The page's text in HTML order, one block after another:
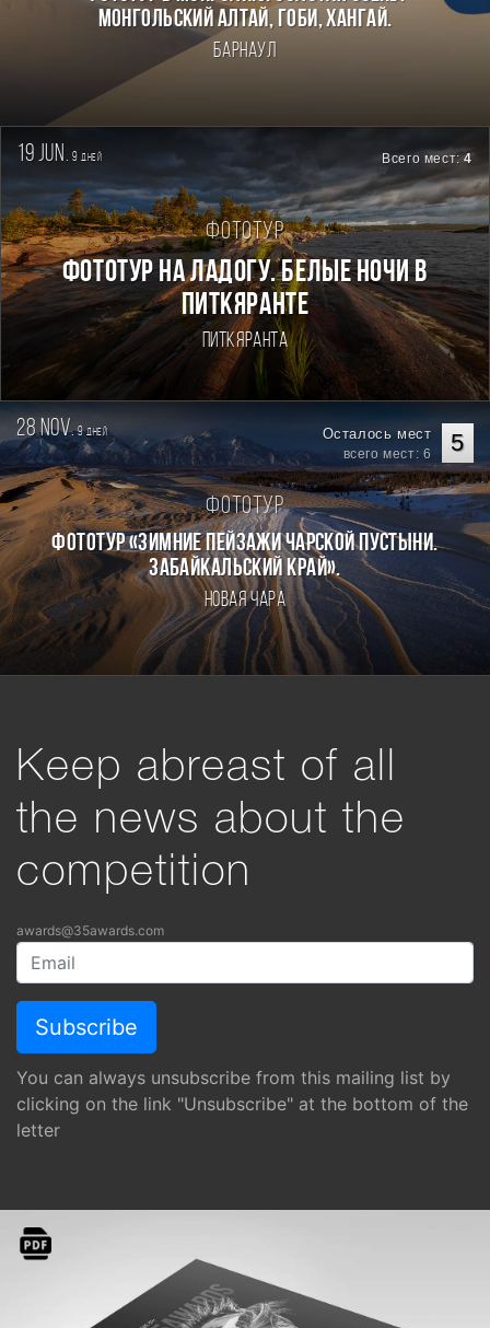
Монгольский Алтай, Гоби, Хангай.
Барнаул
19 jun. 9 дней Всего мест:4
Фототур
Фототур на Ладогу. Белые ночи в
Питкяранте
Питкяранта
28 nov.9дней 5
Осталось мест
всего мест: 6
Фототур
Фототур «Зимние пейзажи Чарской пустыни.
Забайкальский край».
Новая Чара
Keep abreast of all
the news about the
competition
awards@35awards.com
You can always unsubscribe from this mailing list by
clicking on the link "Unsubscribe" at the bottom of the
letter